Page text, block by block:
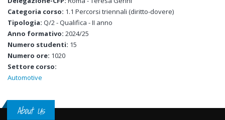
Categoria corso: 1.1 Percorsi triennali (diritto-dovere)
Tipologia: Q/2 - Qualifica - II anno
Anno formativo: 2024/25
Numero studenti: 15
Numero ore: 1020
Settore corso:
Automotive
About Us